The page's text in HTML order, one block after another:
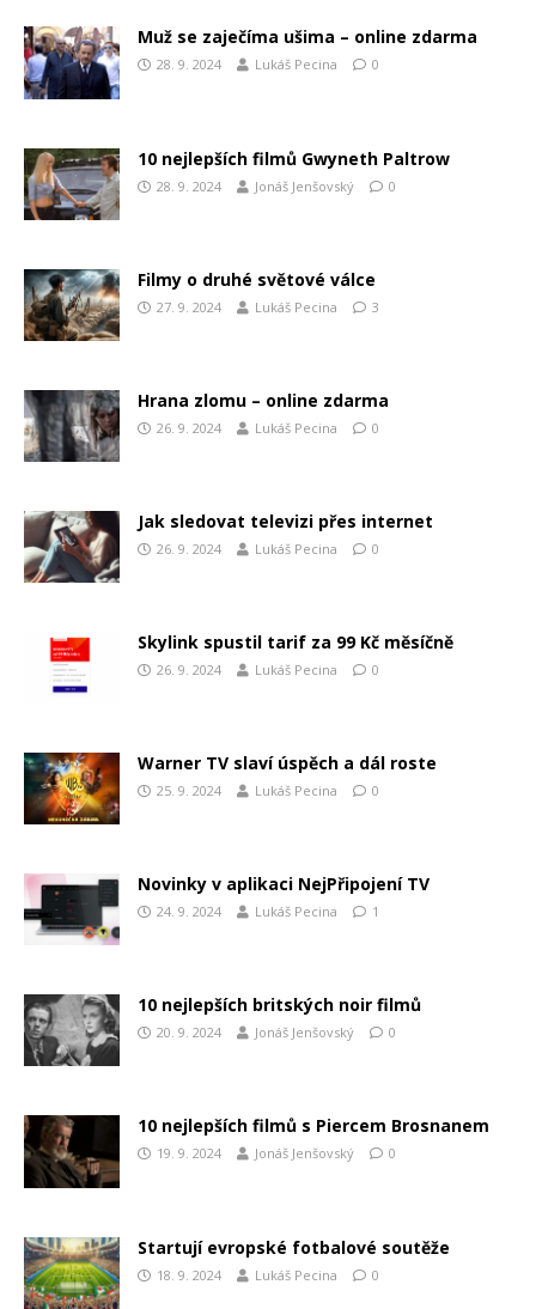
Muž se zaječíma ušima – online zdarma
28. 9. 2024 Lukáš Pecina 0
10 nejlepších filmů Gwyneth Paltrow
28. 9. 2024 Jonáš Jenšovský 0
Filmy o druhé světové válce
27. 9. 2024 Lukáš Pecina 3
Hrana zlomu – online zdarma
26. 9. 2024 Lukáš Pecina 0
Jak sledovat televizi přes internet
26. 9. 2024 Lukáš Pecina 0
Skylink spustil tarif za 99 Kč měsíčně
26. 9. 2024 Lukáš Pecina 0
Warner TV slaví úspěch a dál roste
25. 9. 2024 Lukáš Pecina 0
Novinky v aplikaci NejPřipojení TV
24. 9. 2024 Lukáš Pecina 1
10 nejlepších britských noir filmů
20. 9. 2024 Jonáš Jenšovský 0
10 nejlepších filmů s Piercem Brosnanem
19. 9. 2024 Jonáš Jenšovský 0
Startují evropské fotbalové soutěže
18. 9. 2024 Lukáš Pecina 0